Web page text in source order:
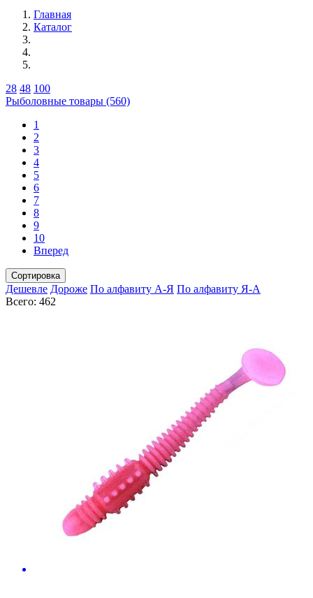
Главная
Каталог
28 48 100
Рыболовные товары (560)
1
2
3
4
5
6
7
8
9
10
Вперед
Сортировка
Дешевле Дороже По алфавиту А-Я По алфавиту Я-А
Всего: 462